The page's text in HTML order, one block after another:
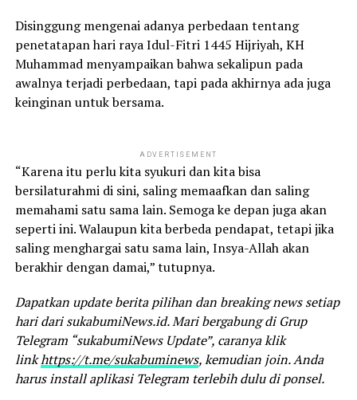
Disinggung mengenai adanya perbedaan tentang
penetatapan hari raya Idul-Fitri 1445 Hijriyah, KH
Muhammad menyampaikan bahwa sekalipun pada
awalnya terjadi perbedaan, tapi pada akhirnya ada juga
keinginan untuk bersama.
ADVERTISEMENT
“Karena itu perlu kita syukuri dan kita bisa
bersilaturahmi di sini, saling memaafkan dan saling
memahami satu sama lain. Semoga ke depan juga akan
seperti ini. Walaupun kita berbeda pendapat, tetapi jika
saling menghargai satu sama lain, Insya-Allah akan
berakhir dengan damai,” tutupnya.
Dapatkan update berita pilihan dan breaking news setiap
hari dari sukabumiNews.id. Mari bergabung di Grup
Telegram “sukabumiNews Update”, caranya klik
linkhttps://t.me/sukabuminews, kemudian join. Anda
harus install aplikasi Telegram terlebih dulu di ponsel.